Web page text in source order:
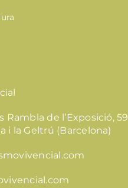
Rambla de l’Exposició, 59
i la Geltrú (Barcelona)